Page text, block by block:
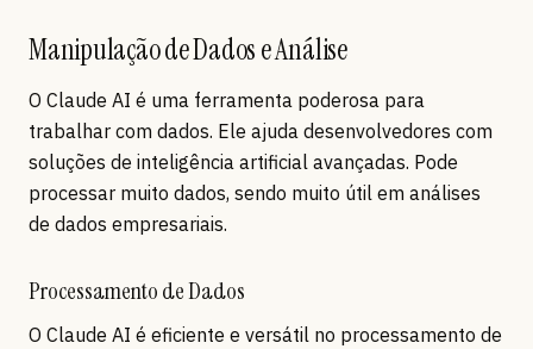
Manipulação de Dados e Análise
O Claude AI é uma ferramenta poderosa para
trabalhar com dados. Ele ajuda desenvolvedores com
soluções de inteligência artificial avançadas. Pode
processar muito dados, sendo muito útil em análises
de dados empresariais.
Processamento de Dados
O Claude AI é eficiente e versátil no processamento de